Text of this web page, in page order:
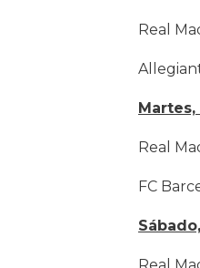
Real
Real
FC